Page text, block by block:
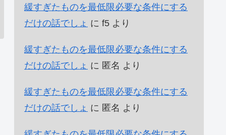
緩すぎたものを最低限必要な条件にする
だけの話でしょ に f5 より
緩すぎたものを最低限必要な条件にする
だけの話でしょ に 匿名 より
緩すぎたものを最低限必要な条件にする
だけの話でしょ に 匿名 より